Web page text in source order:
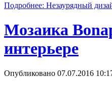
Подробнее: Незаурядный
Мозаика
интерьере
Опубликовано 07.07.2016